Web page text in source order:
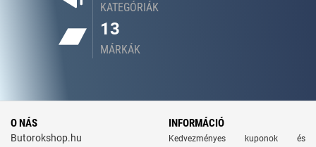
KATEGÓRIÁK
13
MÁRKÁK
O NÁS
Butorokshop.hu
INFORMÁCIÓ
Kedvezményes kuponok és